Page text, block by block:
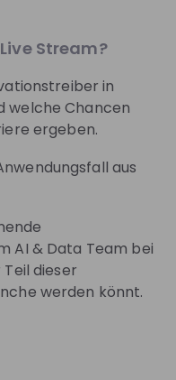
can reach out to
Stream?
in
welche Chancen
ergeben.
aus
AI & Data Team bei
Teil dieser
werden könnt.